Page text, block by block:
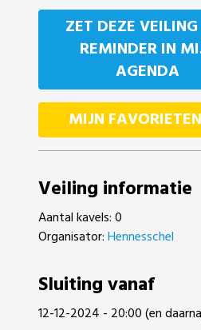
ZET DEZE
REMINDER IN
AGENDA
MIJN
Veiling informatie
Aantal kavels: 0
Organisator:Hennesschel
Sluiting vanaf
12-12-2024 - 20:00 (en